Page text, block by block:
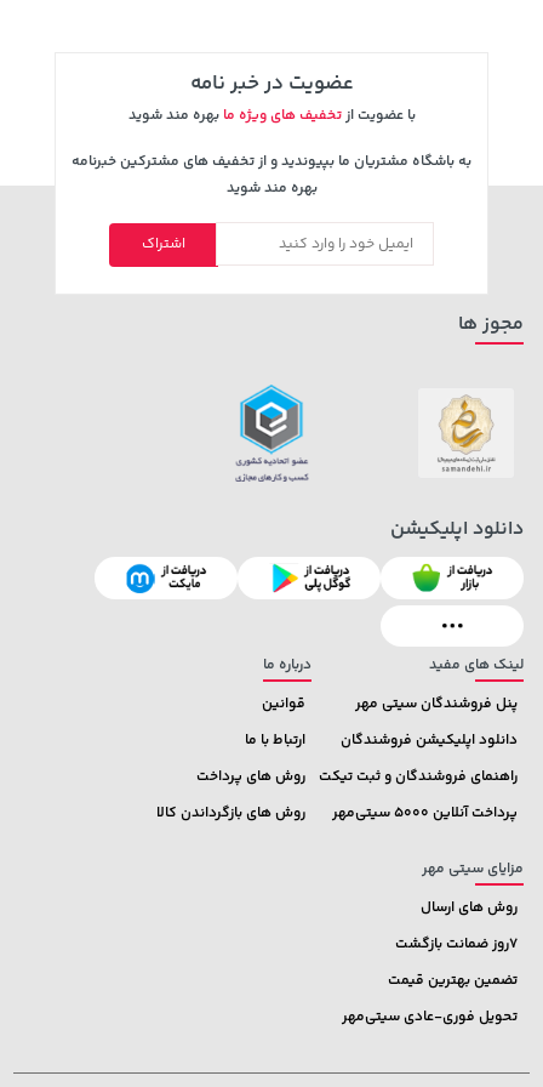
23,880,000 تومان خرید
1,579,000 تومان
70,000 تومان
90,000
خرید 35,880,000 تومان
عضویت در خبر نامه
با عضویت ازتخفیف های ویژه ما بهره مند شوید
به باشگاه مشتریان ما بپیوندید و از تخفیف های مشترکین خبرنامه
بهره مند شوید
اشتراک
لینک های مفید
پنل فروشندگان سیتی مهر
دانلود اپلیکیشن فروشندگان
راهنمای فروشندگان و ثبت تیکت
پرداخت آنلاین 5000 سیتی‌مهر
درباره ما
قوانین
ارتباط با ما
روش های پرداخت
روش های بازگرداندن کالا
مزایای سیتی مهر
روش های ارسال
7روز ضمانت بازگشت
تضمین بهترین قیمت
تحویل فوری-عادی سیتی‌مهر
مجوز ها
دانلود اپلیکیشن